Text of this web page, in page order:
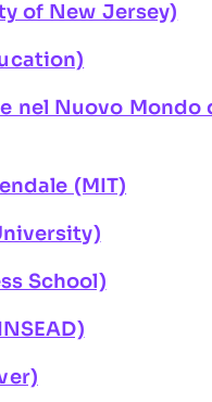
of New Jersey)
nel Nuovo Mondo
(MIT)
School)